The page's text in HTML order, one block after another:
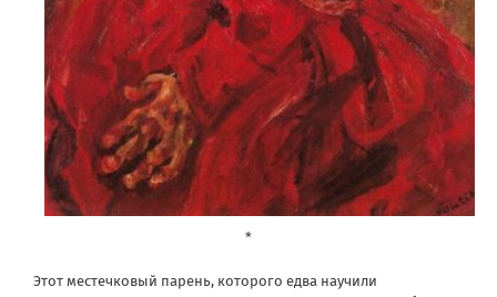
*
Этот местечковый парень, которого едва научили